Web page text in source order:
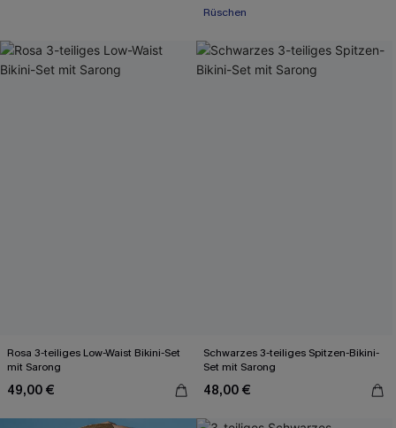
Rüschen
Rosa 3-teiliges Low-Waist Bikini-Set
mit Sarong
49,00 €
Schwarzes 3-teiliges Spitzen-Bikini-
Set mit Sarong
48,00 €